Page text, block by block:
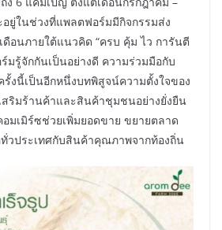
ยู่ในช่วงที่แพลตฟอร์มมีกิจกรรมส่ง
ดือนภายใต้แนวคิด “ครบ คุ้ม ไว การันตี
มรู้จักกันเป็นอย่างดี ความร่วมมือกับ
งนี้เป็นอีกหนึ่งบทพิสูจน์ความตั้งใจของ
ริมร้านค้าและสินค้าชุมชนอย่างยั่งยืน
มเมิร์ซช่วยเพิ่มยอดขาย ขยายตลาด
วประเทศกับสินค้าคุณภาพจากท้องถิ่น